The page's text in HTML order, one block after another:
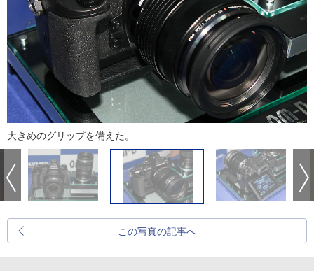
大きめのグリップを備えた。
この写真の記事へ